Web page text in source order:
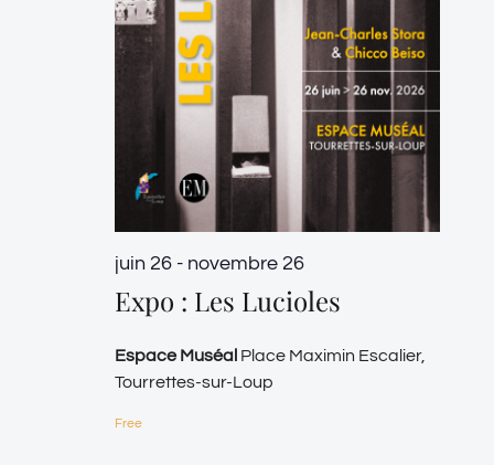
juin 26- novembre 26
Expo : Les Lucioles
Espace Muséal Place Maximin Escalier,
Tourrettes-sur-Loup
Free